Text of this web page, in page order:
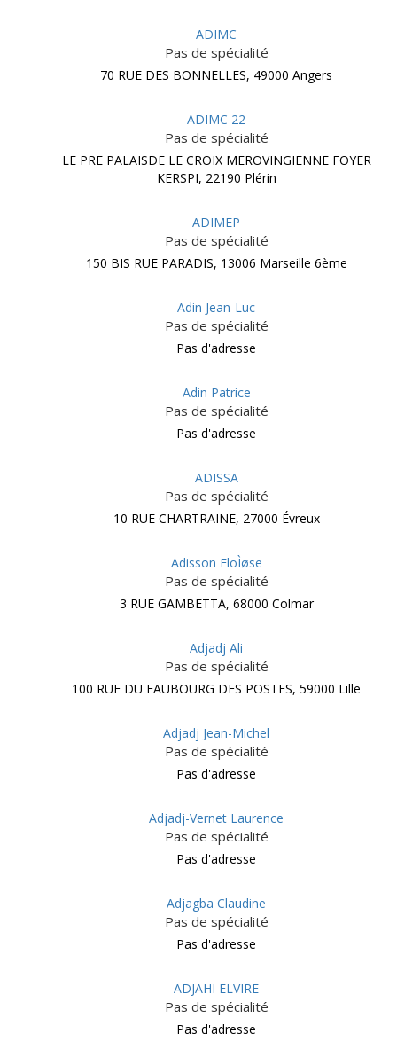
ADIMC
Pas de spécialité
70 RUE DES BONNELLES, 49000 Angers
ADIMC 22
Pas de spécialité
LE PRE PALAISDE LE CROIX MEROVINGIENNE FOYER
KERSPI, 22190 Plérin
ADIMEP
Pas de spécialité
150 BIS RUE PARADIS, 13006 Marseille 6ème
Adin Jean-Luc
Pas de spécialité
Pas d'adresse
Adin Patrice
Pas de spécialité
Pas d'adresse
ADISSA
Pas de spécialité
10 RUE CHARTRAINE, 27000 Évreux
Adisson EloÌøse
Pas de spécialité
3 RUE GAMBETTA, 68000 Colmar
Adjadj Ali
Pas de spécialité
100 RUE DU FAUBOURG DES POSTES, 59000 Lille
Adjadj Jean-Michel
Pas de spécialité
Pas d'adresse
Adjadj-Vernet Laurence
Pas de spécialité
Pas d'adresse
Adjagba Claudine
Pas de spécialité
Pas d'adresse
ADJAHI ELVIRE
Pas de spécialité
Pas d'adresse